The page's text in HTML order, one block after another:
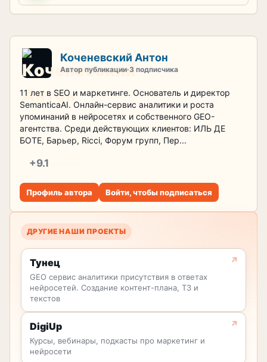
Коченевский Антон
Автор публикации·3 подписчика
11 лет в SEO и маркетинге. Основатель и директор
SemanticaAI. Онлайн-сервис аналитики и роста
упоминаний в нейросетях и собственного GEO-
агентства. Среди действующих клиентов: ИЛЬ ДЕ
БОТЕ, Барьер, Ricci, Форум групп, Пер...
+9.1
Профиль автора Войти, чтобы подписаться
ДРУГИЕ НАШИ ПРОЕКТЫ
Тунец
GEO сервис аналитики присутствия в ответах
нейросетей. Создание контент-плана, ТЗ и
текстов
DigiUp
Курсы, вебинары, подкасты про маркетинг и
нейросети